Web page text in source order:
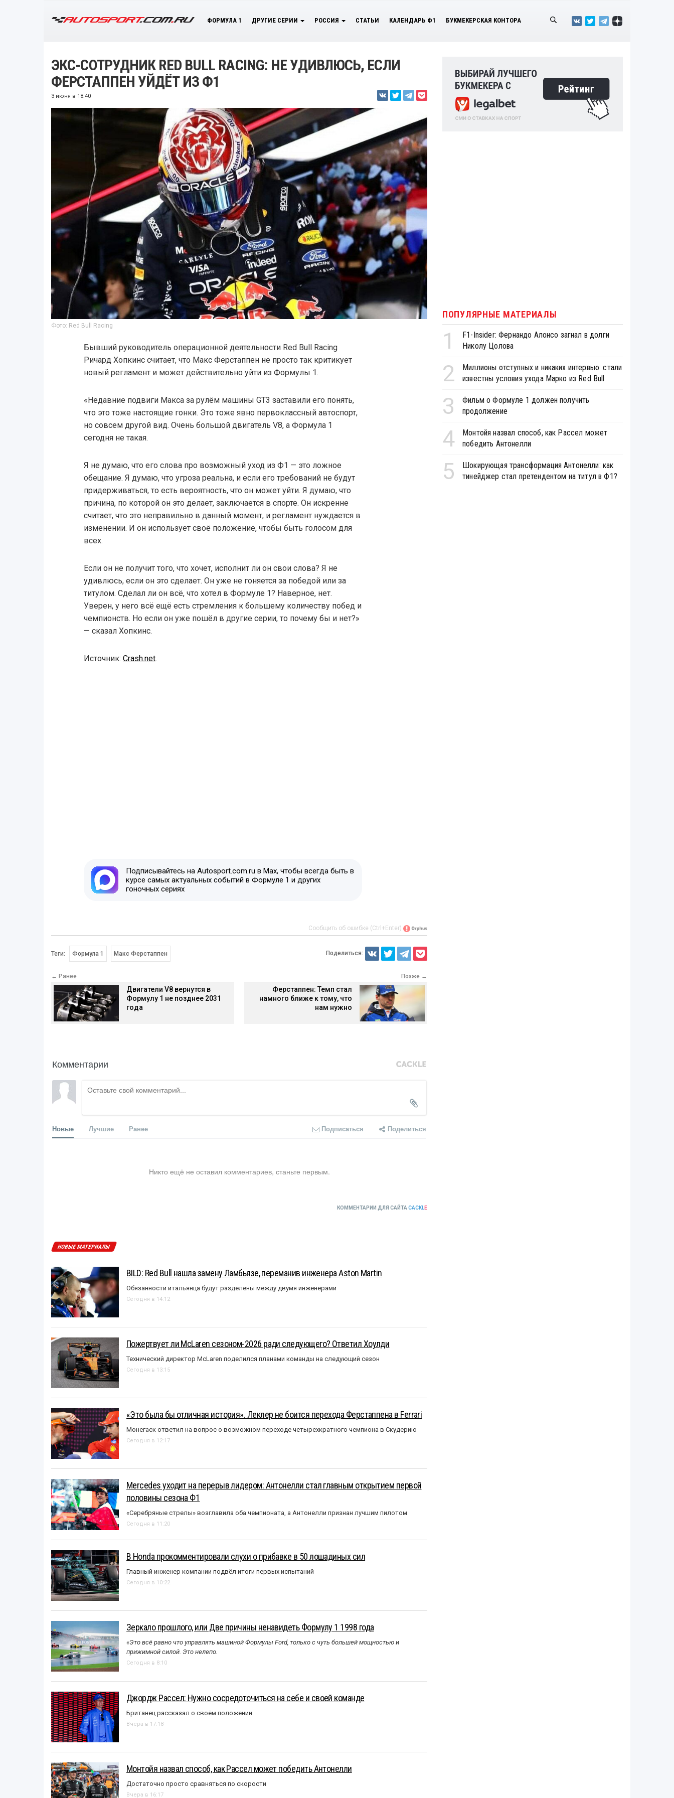
ФОРМУЛА 1 ДРУГИЕ СЕРИИ РОССИЯ СТАТЬИ КАЛЕНДАРЬ Ф1 БУКМЕКЕРСКАЯ КОНТОРА
ЭКС-СОТРУДНИК RED BULL RACING: НЕ УДИВЛЮСЬ, ЕСЛИ
ФЕРСТАППЕН УЙДЁТ ИЗ Ф1
3 июня в 18:40
Фото: Red Bull Racing
Бывший руководитель операционной деятельности Red Bull Racing
Ричард Хопкинс считает, что Макс Ферстаппен не просто так критикует
новый регламент и может действительно уйти из Формулы 1.
«Недавние подвиги Макса за рулём машины GT3 заставили его понять,
что это тоже настоящие гонки. Это тоже явно первоклассный автоспорт,
но совсем другой вид. Очень большой двигатель V8, а Формула 1
сегодня не такая.
Я не думаю, что его слова про возможный уход из Ф1 — это ложное
обещание. Я думаю, что угроза реальна, и если его требований не будут
придерживаться, то есть вероятность, что он может уйти. Я думаю, что
причина, по которой он это делает, заключается в спорте. Он искренне
считает, что это неправильно в данный момент, и регламент нуждается в
изменении. И он использует своё положение, чтобы быть голосом для
всех.
Если он не получит того, что хочет, исполнит ли он свои слова? Я не
удивлюсь, если он это сделает. Он уже не гоняется за победой или за
титулом. Сделал ли он всё, что хотел в Формуле 1? Наверное, нет.
Уверен, у него всё ещё есть стремления к большему количеству побед и
чемпионств. Но если он уже пошёл в другие серии, то почему бы и нет?»
— сказал Хопкинс.
Источник: Crash.net.
Подписывайтесь на Autosport.com.ru в Max, чтобы всегда быть в
курсе самых актуальных событий в Формуле 1 и других
гоночных сериях
Сообщить об ошибке (Ctrl+Enter)
Теги: Формула 1 Макс Ферстаппен Поделиться:
← Ранее
Двигатели V8 вернутся в
Формулу 1 не позднее 2031
года
Позже →
Ферстаппен: Темп стал
намного ближе к тому, что
нам нужно
Комментарии
Новые Лучшие Ранее Подписаться Поделиться
Никто ещё не оставил комментариев, станьте первым.
КОММЕНТАРИИ ДЛЯ САЙТА CACKLE
НОВЫЕ МАТЕРИАЛЫ
BILD: Red Bull нашла замену Ламбьязе, переманив инженера Aston Martin
Обязанности итальянца будут разделены между двумя инженерами
Сегодня в 14:12
Пожертвует ли McLaren сезоном-2026 ради следующего? Ответил Хоулди
Технический директор McLaren поделился планами команды на следующий сезон
Сегодня в 13:15
«Это была бы отличная история». Леклер не боится перехода Ферстаппена в Ferrari
Монегаск ответил на вопрос о возможном переходе четырехкратного чемпиона в Скудерию
Сегодня в 12:17
Mercedes уходит на перерыв лидером: Антонелли стал главным открытием первой
половины сезона Ф1
«Серебряные стрелы» возглавила оба чемпионата, а Антонелли признан лучшим пилотом
Сегодня в 11:20
В Honda прокомментировали слухи о прибавке в 50 лошадиных сил
Главный инженер компании подвёл итоги первых испытаний
Сегодня в 10:22
Зеркало прошлого, или Две причины ненавидеть Формулу 1 1998 года
«Это всё равно что управлять машиной Формулы Ford, только с чуть большей мощностью и
прижимной силой. Это нелепо.
Сегодня в 8:10
Джордж Рассел: Нужно сосредоточиться на себе и своей команде
Британец рассказал о своём положении
Вчера в 17:18
Монтойя назвал способ, как Рассел может победить Антонелли
Достаточно просто сравняться по скорости
Вчера в 16:17
ПОПУЛЯРНЫЕ МАТЕРИАЛЫ
1
F1-Insider: Фернандо Алонсо загнал в долги
Николу Цолова
2
Миллионы отступных и никаких интервью: стали
известны условия ухода Марко из Red Bull
3
Фильм о Формуле 1 должен получить
продолжение
4
Монтойя назвал способ, как Рассел может
победить Антонелли
5
Шокирующая трансформация Антонелли: как
тинейджер стал претендентом на титул в Ф1?